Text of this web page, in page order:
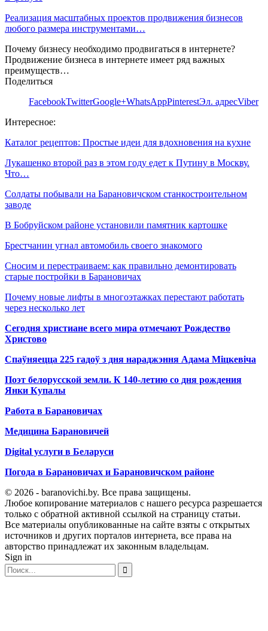
Реализация масштабных проектов продвижения бизнесов
любого размера инструментами…
Почему бизнесу необходимо продвигаться в интернете?
Продвижение бизнеса в интернете имеет ряд важных
преимуществ…
Поделиться
FacebookTwitterGoogle+WhatsAppPinterestЭл. адресViber
Интересное:
Каталог рецептов: Простые идеи для вдохновения на кухне
Лукашенко второй раз в этом году едет к Путину в Москву.
Что…
Солдаты побывали на Барановичском станкостроительном
заводе
В Бобруйском районе установили памятник картошке
Брестчанин угнал автомобиль своего знакомого
Сносим и перестраиваем: как правильно демонтировать
старые постройки в Барановичах
Почему новые лифты в многоэтажках перестают работать
через несколько лет
Сегодня христиане всего мира отмечают Рождество
Христово
Спаўняецца 225 гадоў з дня нараджэння Адама Міцкевіча
Поэт белорусской земли. К 140-летию со дня рождения
Янки Купалы
Работа в Барановичах
Медицина Барановичей
Digital услуги в Беларуси
Погода в Барановичах и Барановичском районе
© 2026 - baranovichi.by. Все права защищены.
Любое копирование материалов с нашего ресурса разрешается
только с обратной активной ссылкой на страницу статьи.
Все материалы опубликованные на сайте взяты с открытых
источников и других порталов интернета, все права на
авторство принадлежат их законным владельцам.
Sign in